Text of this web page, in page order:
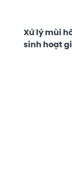
Xử lý mùi
sinh hoạt